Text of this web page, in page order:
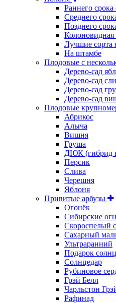
Раннего срока
Среднего
Позднего
Колоновидная
Лучшие сорта
На штамбе
Плодовые с
Дерево-сад
Дерево-сад
Дерево-сад
Дерево-сад
Плодовые
Абрикос
Алыча
Вишня
Груша
ДЮК (гибрид
Персик
Слива
Черешня
Яблоня
Привитые арбузы
Огонёк
Сибирские
Скороспелый
Сахарный
Ультраранний
Подарок
Солнцедар
Рубиновое
Грэй Белл
Чарльстон
Рафинад